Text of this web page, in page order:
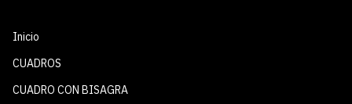
Inicio
CUADROS
CUADRO CON BISAGRA